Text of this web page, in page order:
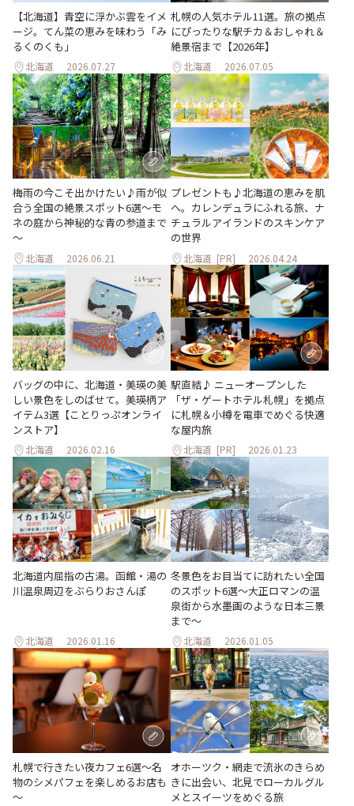
【北海道】青空に浮かぶ雲をイメ
ージ。てん菜の恵みを味わう「み
るくのくも」
北海道 2026.07.27
札幌の人気ホテル11選。旅の拠点
にぴったりな駅チカ＆おしゃれ＆
絶景宿まで【2026年】
北海道 2026.07.05
梅雨の今こそ出かけたい♪雨が似
合う全国の絶景スポット6選～モ
ネの庭から神秘的な青の参道まで
～
北海道 2026.06.21
プレゼントも♪北海道の恵みを肌
へ。カレンデュラにふれる旅、ナ
チュラルアイランドのスキンケア
の世界
北海道 [PR] 2026.04.24
バッグの中に、北海道・美瑛の美
しい景色をしのばせて。美瑛柄ア
イテム3選【ことりっぷオンライ
ンストア】
北海道 2026.02.16
駅直結♪ ニューオープンした
「ザ・ゲートホテル札幌」を拠点
に札幌＆小樽を電車でめぐる快適
な屋内旅
北海道 [PR] 2026.01.23
北海道内屈指の古湯。函館・湯の
川温泉周辺をぶらりおさんぽ
北海道 2026.01.16
冬景色をお目当てに訪れたい全国
のスポット6選〜大正ロマンの温
泉街から水墨画のような日本三景
まで〜
北海道 2026.01.05
札幌で行きたい夜カフェ6選～名
物のシメパフェを楽しめるお店も
～
オホーツク・網走で流氷のきらめ
きに出会い、北見でローカルグル
メとスイーツをめぐる旅